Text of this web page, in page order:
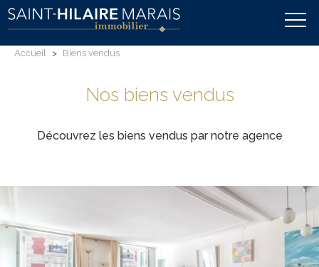
Accueil > Biens vendus
Nos biens vendus
Découvrez les biens vendus par notre agence